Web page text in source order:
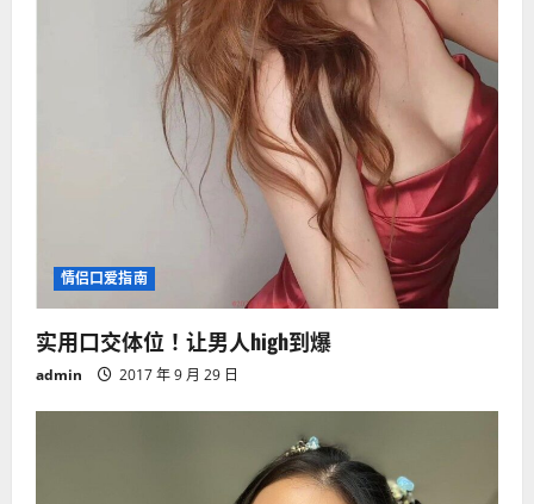
情侣口爱指南
实用口交体位！让男人high到爆
admin 2017 年 9 月 29 日